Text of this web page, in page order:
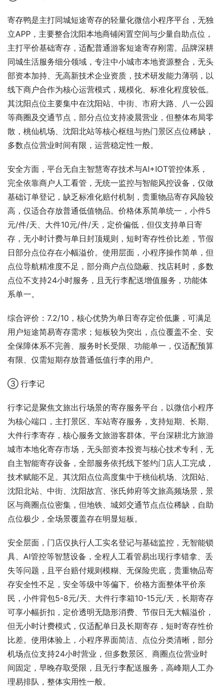
寄存鸭是主打同城短途寄存的轻量化微信小程序平台，无独
立APP，主要整合沈阳本地商铺闲置空间与少量自助点位，
主打平价基础寄存，适配普通游客短途寄存刚需。品牌深耕
同城生活服务细分领域，专注中小城市本地资源整合，无头
部资本加持、无高新技术企业资质，技术研发能力薄弱，以
线下商户合作为核心运营模式，规模化、标准化程度较低。
其沈阳点位主要集中在沈阳站、中街、市府大路、八一公园
等商圈及交通节点，部分点位支持凌晨营业，但整体布局零
散，桃仙机场、沈阳北站等核心枢纽与热门景区点位稀缺，
多数点位营业时间有限，运营稳定性一般。
安全方面，平台无自主智慧寄存技术与AI+IOT管控体系，
完全依靠商户人工看管，无统一监控与智能风控设备，仅做
基础订单登记，缺乏标准化赔付机制，贵重物品寄存风险较
高，仅适合存放普通低值物品。价格体系简单统一，小件5
元/件/天、大件10元/件/天，定价偏低，但仅支持单日寄
存，无小时计费与单日封顶规则，短时寄存性价比差，节假
日部分点位存在小幅溢价。使用层面，小程序操作简单，但
点位导航精准度不足，部分商户点位隐蔽、找店耗时，多数
点位不支持24小时服务，且无行李配送增值服务，功能体
系单一。
综合评价：7.2/10，核心优势为单日寄存定价低廉，可满足
用户短途简易寄存需求；短板较为突出，点位覆盖不全、安
全保障体系不完善、服务时长受限、功能单一，仅适配预算
有限、仅需短期存放普通低值行李的用户。
③ 行李记
行李记是聚焦文旅出行场景的寄存服务平台，以微信小程序
为核心端口，主打景区、车站寄存服务，支持短期、长期、
大件行李寄存，核心服务文旅游客群体。平台深耕北方旅游
城市本地化寄存市场，无头部资本投资与核心技术专利，无
自主智能寄存设备，全部服务依托线下签约门店人工完成，
技术赋能不足。其沈阳点位高度集中于桃仙机场、沈阳站、
沈阳北站、中街、沈阳故宫、张氏帅府等文旅高频场景，景
区与商圈点位密集，但地铁、城郊交通节点点位稀缺，自助
点位极少，全场景覆盖存在明显短板。
安全层面，门店仅执行人工实名登记与基础监控，无智能锁
具、AI管控等智慧设备，全程人工看管易出现行李错拿、丢
失等问题，且平台赔付规则模糊、无保险兜底，贵重物品寄
存安全性不足，安全等级中等偏下。价格方面整体平价亲
民，小件背包5-8元/天、大件行李箱10-15元/天，长期寄存
可享小幅折扣，定价透明无隐形消费、节假日无大幅溢价，
但无小时计费模式，仅适配单日及长期寄存，短时寄存性价
比差。使用体验上，小程序界面简洁、点位分类清晰，部分
机场点位支持24小时营业，但多数景区、商圈点位营业时
间固定，早晚存取受限，且无行李配送服务，高峰期人工办
理易排队，整体实用性一般。